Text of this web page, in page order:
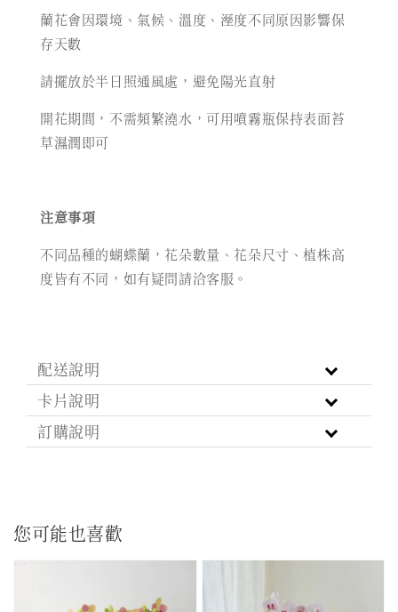
蘭花會因環境、氣候、溫度、溼度不同原因影響保
存天數
請擺放於半日照通風處，避免陽光直射
開花期間，不需頻繁澆水，可用噴霧瓶保持表面苔
草濕潤即可
注意事項
不同品種的蝴蝶蘭，花朵數量、花朵尺寸、植株高
度皆有不同，如有疑問請洽客服。
配送說明
卡片說明
訂購說明
您可能也喜歡